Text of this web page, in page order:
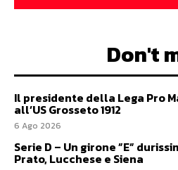
Don't
Il presidente della Lega Pro
all’US Grosseto 1912
6 Ago 2026
Serie D – Un girone ”E”
Prato, Lucchese e Siena